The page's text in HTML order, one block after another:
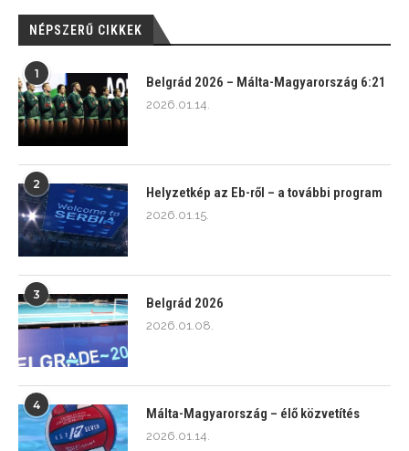
NÉPSZERŰ CIKKEK
1
Belgrád 2026 – Málta-Magyarország 6:21
2026.01.14.
2
Helyzetkép az Eb-ről – a további program
2026.01.15.
3
Belgrád 2026
2026.01.08.
4
Málta-Magyarország – élő közvetítés
2026.01.14.